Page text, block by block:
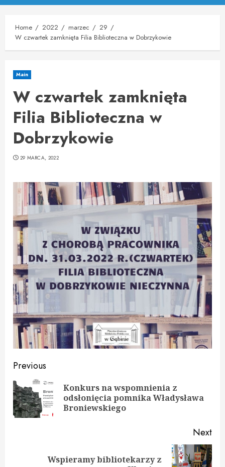
Menu
Home 2022 marzec
29
W czwartek zamknięta Filia Biblioteczna w Dobrzykowie
Main
W czwartek zamknięta
Filia Biblioteczna w
Dobrzykowie
29 MARCA, 2022
Continue
Reading
Previous
Konkurs na wspomnienia z
odsłonięcia pomnika Władysława
Broniewskiego
Next
Wspieramy bibliotekarzy z